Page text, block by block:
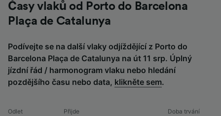
Časy vlaků od Porto do Barcelona
Plaça de Catalunya
Podívejte se na další vlaky odjíždějící z Porto do
Barcelona Plaça de Catalunya na út 11 srp. Úplný
jízdní řád / harmonogram vlaku nebo hledání
pozdějšího času nebo data, klikněte sem.
Odlet Přijde Doba trvání